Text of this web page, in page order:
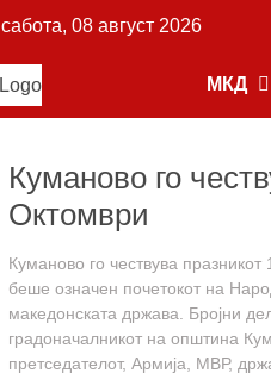
сабота, 08 август 2026
МКД
Куманово го
Октомври
Куманово го чествува
беше означен почетокот на
македонската држава. Бројни
градоначалникот на општина
претседателот, Армија, МВР,